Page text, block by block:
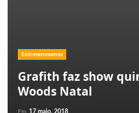
Entretenimento
Grafith faz show
Woods Natal
Em 17 maio, 2018